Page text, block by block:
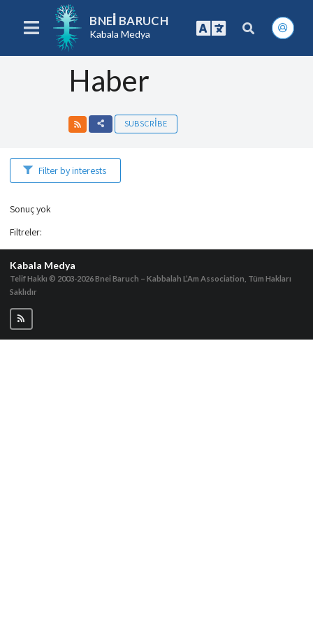
BNEI BARUCH
Kabala Medya
Haber
SUBSCRIBE
Filter by interests
Sonuç yok
Filtreler:
Kabala Medya
Telif Hakkı © 2003-2026Bnei Baruch – Kabbalah L’Am Association, Tüm Hakları
Saklıdır